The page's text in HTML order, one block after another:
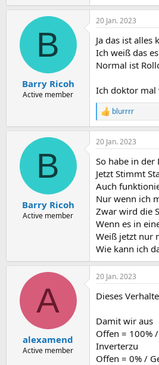
B
Barry Ricoh
Active member
20 Jan. 2023
Ja das ist
Ich weiß das
Normal ist
Ich doktor mal
R
e
a
k
i
o
e
n
:
blurrrr
B
Barry Ricoh
Active member
20 Jan. 2023
So habe in der
Jetzt Stimmt
Auch
Nur wenn ich
Zwar wird die
Wenn es in
Weiß jetzt nur
Wie kann ich
A
alexamend
Active member
20 Jan. 2023
Dieses
Damit wir aus
Offen = 100%
Inverterzu
Offen = 0% /